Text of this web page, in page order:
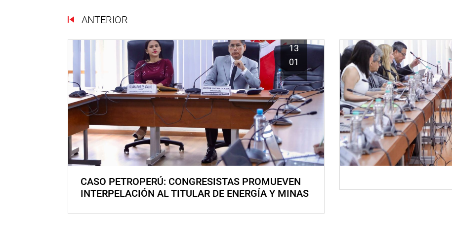
ANTERIOR
13
01
CASO PETROPERÚ: CONGRESISTAS PROMUEVEN
INTERPELACIÓN AL TITULAR DE ENERGÍA Y MINAS